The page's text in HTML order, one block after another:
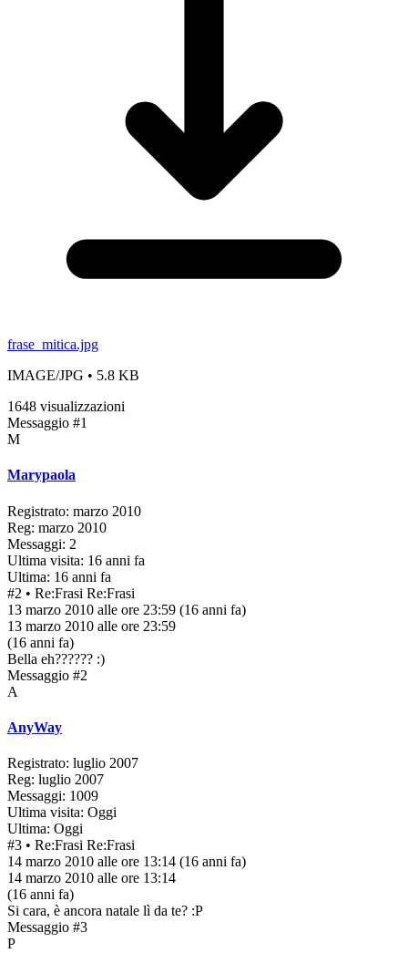
frase_mitica.jpg
IMAGE/JPG • 5.8 KB
1648 visualizzazioni
Messaggio #1
M
Marypaola
Registrato: marzo 2010
Reg: marzo 2010
Messaggi: 2
Ultima visita: 16 anni fa
Ultima: 16 anni fa
#2 • Re:Frasi Re:Frasi
13 marzo 2010 alle ore 23:59 (16 anni fa)
13 marzo 2010 alle ore 23:59
(16 anni fa)
Bella eh?????? :)
Messaggio #2
A
AnyWay
Registrato: luglio 2007
Reg: luglio 2007
Messaggi: 1009
Ultima visita: Oggi
Ultima: Oggi
#3 • Re:Frasi Re:Frasi
14 marzo 2010 alle ore 13:14 (16 anni fa)
14 marzo 2010 alle ore 13:14
(16 anni fa)
Si cara, è ancora natale lì da te? :P
Messaggio #3
P